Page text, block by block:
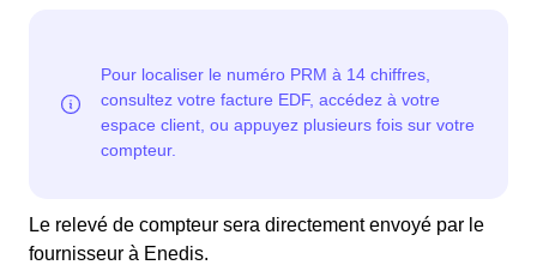
Le relevé de compteur sera directement envoyé par le
fournisseur à Enedis.